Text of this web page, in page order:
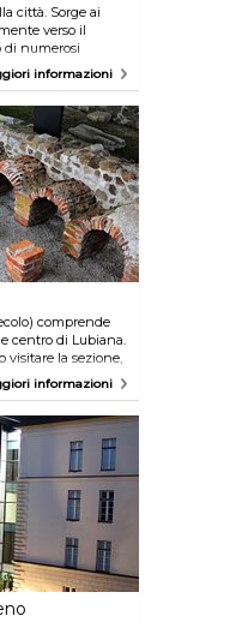
città. Sorge ai
verso il
di numerosi
al divertimento. Ma
in questo
musei della
che
all'aperto
laghetto e un
una collezione
informazioni
comprende
centro di Lubiana.
la sezione,
cittadino
Oggetti di
al Museo civico
Slovenia.
informazioni